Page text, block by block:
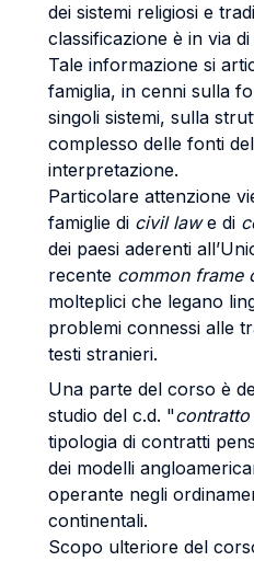
dei sistemi religiosi e
classificazione è in via
Tale informazione si
famiglia, in cenni sulla
singoli sistemi, sulla
complesso delle fonti
interpretazione.
Particolare attenzione
famiglie di civil lawe di
dei paesi aderenti
recente common frame
molteplici che legano
problemi connessi alle
testi stranieri.
Una parte del corso è
studio del c.d. "contratto
tipologia di contratti
dei modelli
operante negli
continentali.
Scopo ulteriore del